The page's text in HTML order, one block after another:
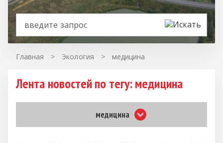
Главная > Экология > медицина
Лента новостей по тегу: медицина
медицина